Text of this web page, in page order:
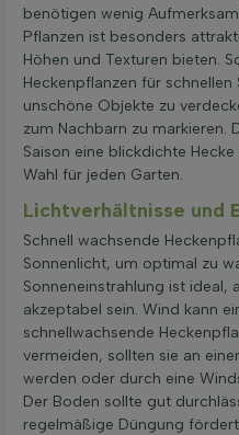
benötigen wenig
Pflanzen ist besonders
Höhen und Texturen bieten.
Heckenpflanzen für
unschöne Objekte zu
zum Nachbarn zu markieren.
Saison eine blickdichte
Wahl für jeden Garten.
Lichtverhältnisse und
Schnell wachsende
Sonnenlicht, um optimal zu
Sonneneinstrahlung ist ideal,
akzeptabel sein. Wind kann
schnellwachsende
vermeiden, sollten sie an
werden oder durch eine
Der Boden sollte gut
regelmäßige Düngung